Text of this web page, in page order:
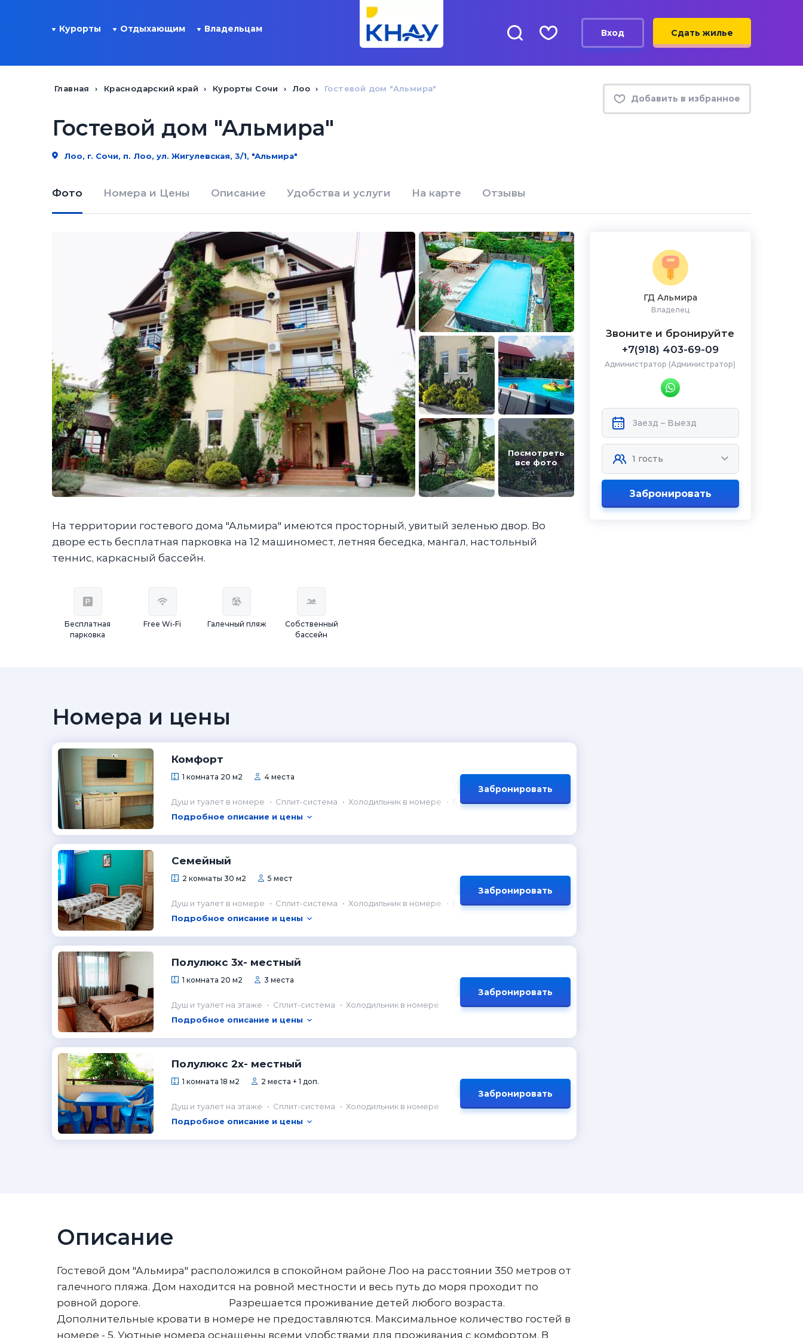
Курорты Отдыхающим Владельцам Вход Сдать жилье
Главная Краснодарский край Курорты Сочи Лоо Гостевой дом "Альмира"
Добавить в избранное
Гостевой дом "Альмира"
Лоо, г. Сочи, п. Лоо, ул. Жигулевская, 3/1, "Альмира"
Фото Номера и Цены Описание Удобства и услуги На карте Отзывы
Посмотреть
все фото
ГД Альмира
Владелец
Звоните и бронируйте
+7(918) 403-69-09
Администратор (Администратор)
Забронировать
На территории гостевого дома "Альмира" имеются просторный, увитый зеленью двор. Во
дворе есть бесплатная парковка на 12 машиномест, летняя беседка, мангал, настольный
теннис, каркасный бассейн.
Бесплатная
парковка
Free Wi-Fi Галечный пляж
Собственный
бассейн
Номера и цены
Комфорт
1 комната 20 м2 4 места
Душ и туалет в номере Сплит-система Холодильник в номере
Балкон
Подробное описание и цены
Забронировать
Семейный
2 комнаты 30 м2 5 мест
Душ и туалет в номере Сплит-система Холодильник в номере
Балкон
Подробное описание и цены
Забронировать
Полулюкс 3х- местный
1 комната 20 м2 3 места
Душ и туалет на этаже Сплит-система
Холодильник в номере
Подробное описание и цены
Забронировать
Полулюкс 2х- местный
1 комната 18 м2 2 места + 1 доп.
Душ и туалет на этаже Сплит-система
Холодильник в номере
Подробное описание и цены
Забронировать
Описание
Гостевой дом "Альмира" расположился в спокойном районе Лоо на расстоянии 350 метров от
галечного пляжа. Дом находится на ровной местности и весь путь до моря проходит по
ровной дороге. Разрешается проживание детей любого возраста.
Дополнительные кровати в номере не предоставляются. Максимальное количество гостей в
номере - 5. Уютные номера оснащены всеми удобствами для проживания с комфортом. В